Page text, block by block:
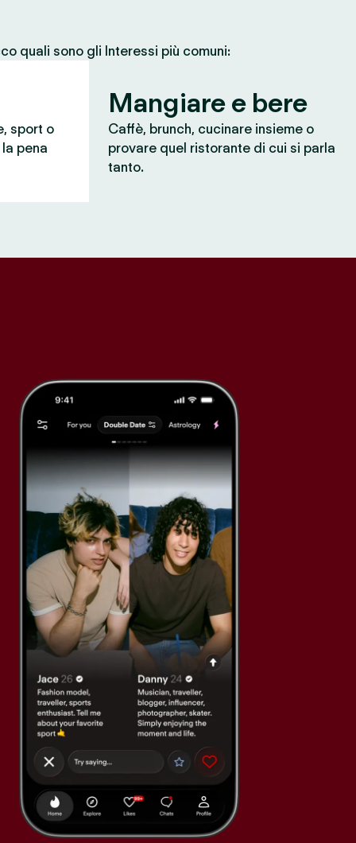
quali sono gli Interessi più comuni:
sport o
pena
Mangiare e bere
Caffè, brunch, cucinare insieme o
provare quel ristorante di cui si parla
tanto.